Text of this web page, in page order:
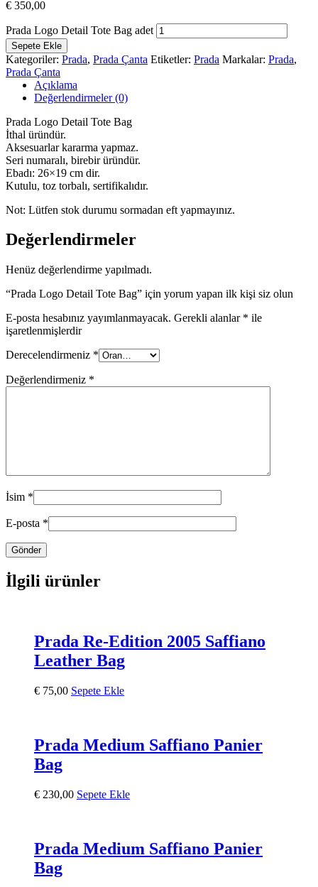
€ 350,00
Prada Logo Detail Tote Bag adet
Sepete Ekle
Kategoriler: Prada, Prada Çanta Etiketler: Prada Markalar: Prada,
Prada Çanta
Açıklama
Değerlendirmeler (0)
Prada Logo Detail Tote Bag
İthal üründür.
Aksesuarlar kararma yapmaz.
Seri numaralı, birebir üründür.
Ebadı: 26×19 cm dir.
Kutulu, toz torbalı, sertifikalıdır.
Not: Lütfen stok durumu sormadan eft yapmayınız.
Değerlendirmeler
Henüz değerlendirme yapılmadı.
“Prada Logo Detail Tote Bag” için yorum yapan ilk kişi siz olun
E-posta hesabınız yayımlanmayacak. Gerekli alanlar * ile
işaretlenmişlerdir
Derecelendirmeniz *
Değerlendirmeniz *
İsim *
E-posta *
İlgili ürünler
Prada Re-Edition 2005 Saffiano
Leather Bag
€ 75,00 Sepete Ekle
Prada Medium Saffiano Panier
Bag
€ 230,00 Sepete Ekle
Prada Medium Saffiano Panier
Bag